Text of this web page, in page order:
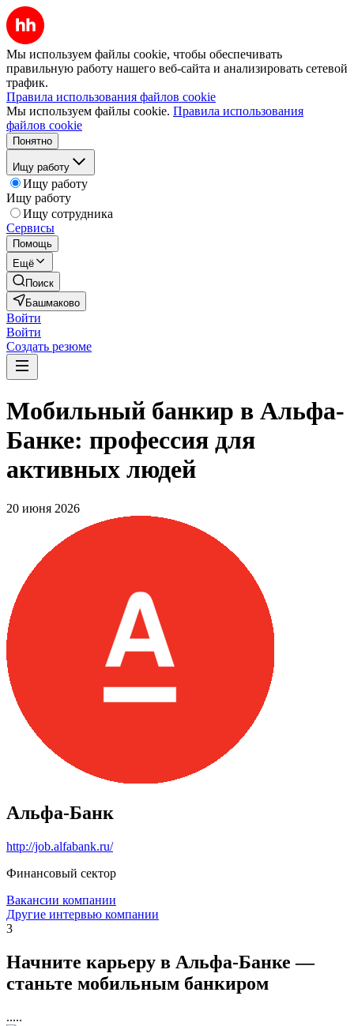
Мы используем файлы cookie, чтобы обеспечивать
правильную работу нашего веб-сайта и анализировать сетевой
трафик.
Правила использования файлов cookie
Мы используем файлы cookie. Правила использования
файлов cookie
Понятно
Ищу работу
Ищу работу
Ищу работу
Ищу сотрудника
Сервисы
Помощь
Ещё
Поиск
Башмаково
Войти
Войти
Создать резюме
Мобильный банкир в Альфа-
Банке: профессия для
активных людей
20 июня 2026
Альфа-Банк
http://job.alfabank.ru/
Финансовый сектор
Вакансии компании
Другие интервью компании
3
Начните карьеру в Альфа-Банке —
станьте мобильным банкиром
.....